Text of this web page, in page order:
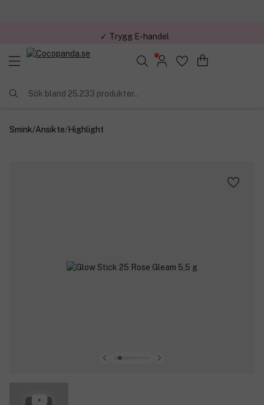
✓ Trygg E-handel
Sök bland 25.233 produkter..
Smink/Ansikte/Highlight